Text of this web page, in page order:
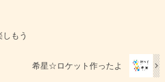
もう
希星☆ロケット作ったよ